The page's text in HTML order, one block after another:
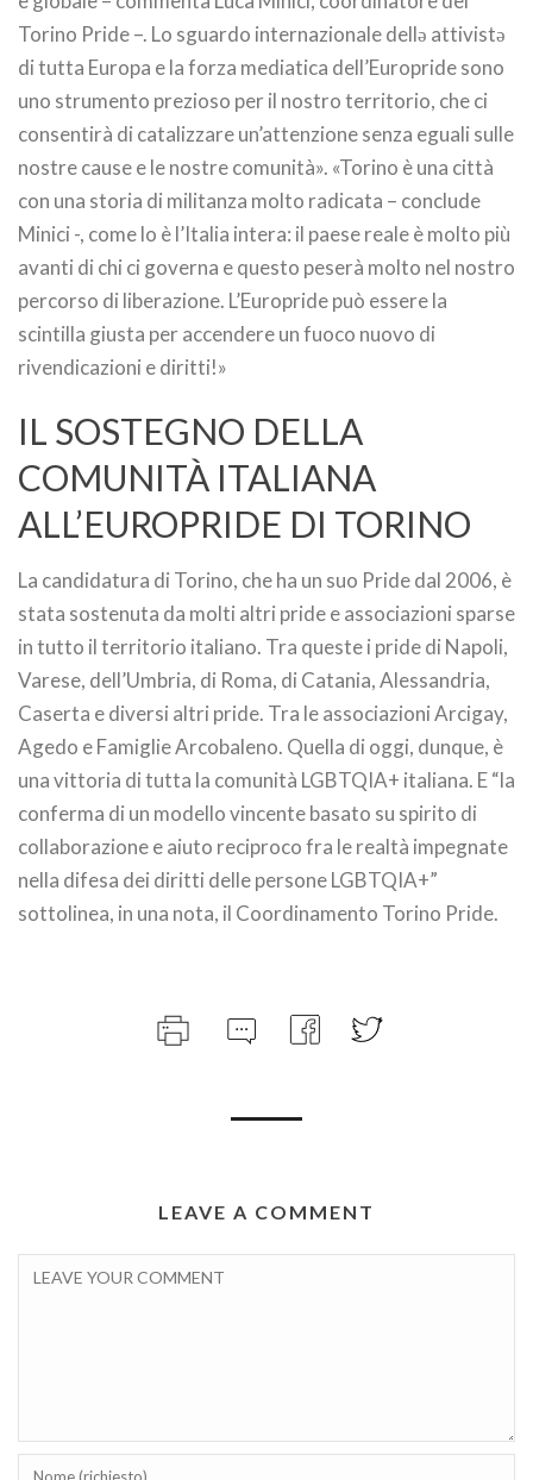
Torino Pride –. Lo sguardo internazionale dellə attivistə
di tutta Europa e la forza mediatica dell’Europride sono
uno strumento prezioso per il nostro territorio, che ci
consentirà di catalizzare un’attenzione senza eguali sulle
nostre cause e le nostre comunità». «Torino è una città
con una storia di militanza molto radicata – conclude
Minici -, come lo è l’Italia intera: il paese reale è molto più
avanti di chi ci governa e questo peserà molto nel nostro
percorso di liberazione. L’Europride può essere la
scintilla giusta per accendere un fuoco nuovo di
rivendicazioni e diritti!»
IL SOSTEGNO DELLA
COMUNITÀ ITALIANA
ALL’EUROPRIDE DI TORINO
La candidatura di Torino, che ha un suo Pride dal 2006, è
stata sostenuta da molti altri pride e associazioni sparse
in tutto il territorio italiano. Tra queste i pride di Napoli,
Varese, dell’Umbria, di Roma, di Catania, Alessandria,
Caserta e diversi altri pride. Tra le associazioni Arcigay,
Agedo e Famiglie Arcobaleno. Quella di oggi, dunque, è
una vittoria di tutta la comunità LGBTQIA+ italiana. E “la
conferma di un modello vincente basato su spirito di
collaborazione e aiuto reciproco fra le realtà impegnate
nella difesa dei diritti delle persone LGBTQIA+”
sottolinea, in una nota, il Coordinamento Torino Pride.
LEAVE A COMMENT